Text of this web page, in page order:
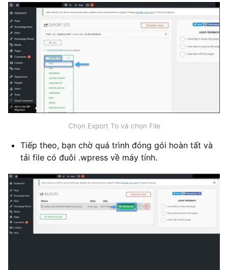
Chọn Export To và chọn File
Tiếp theo, bạn chờ quá trình đóng gói hoàn tất và
tải file có đuôi .wpress về máy tính.